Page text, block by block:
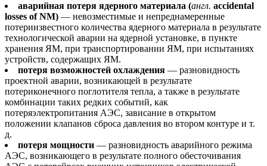
аварийная потеря ядерного материала (англ. accidentаl
losses of NM) — невозместимые и непреднамеренные
потериизвестного количества ядерного материала в результате
технологической аварии на ядерной установке, в пункте
хранения ЯМ, при транспортировании ЯМ, при испытаниях
устройств, содержащих ЯМ.
потеря возможностей охлаждения — разновидность
проектной аварии, возникающей в результате
потериконечного поглотителя тепла, а также в результате
комбинации таких редких событий, как
потеряэлектропитания АЭС, зависание в открытом
положении клапанов сброса давления во втором контуре и т.
д.
потеря мощности — разновидность аварийного режима
АЭС, возникающего в результате полного обесточивания